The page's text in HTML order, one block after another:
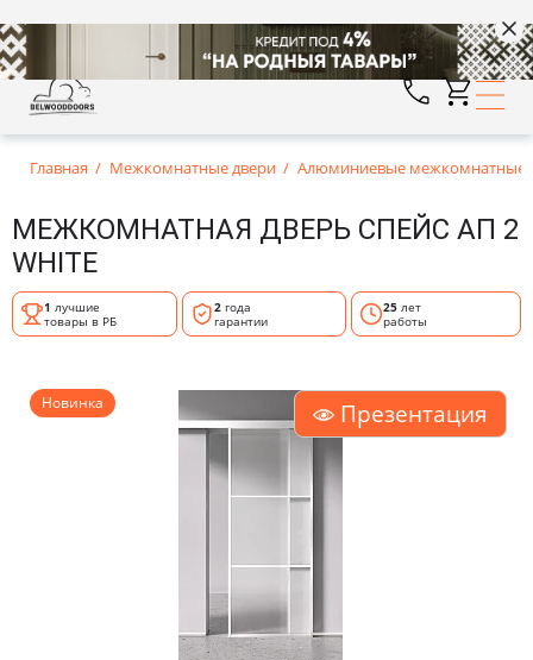
Главная Межкомнатные двери Алюминиевые межкомнатные
МЕЖКОМНАТНАЯ ДВЕРЬ СПЕЙС АП 2
WHITE
1 лучшие
товары в РБ
2года
гарантии
25 лет
работы
Презентация
Новинка